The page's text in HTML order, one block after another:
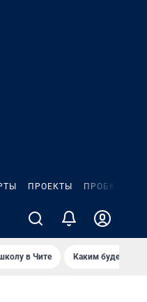
ПРОЕКТЫ ПРОБКИ
в Чите Каким будет